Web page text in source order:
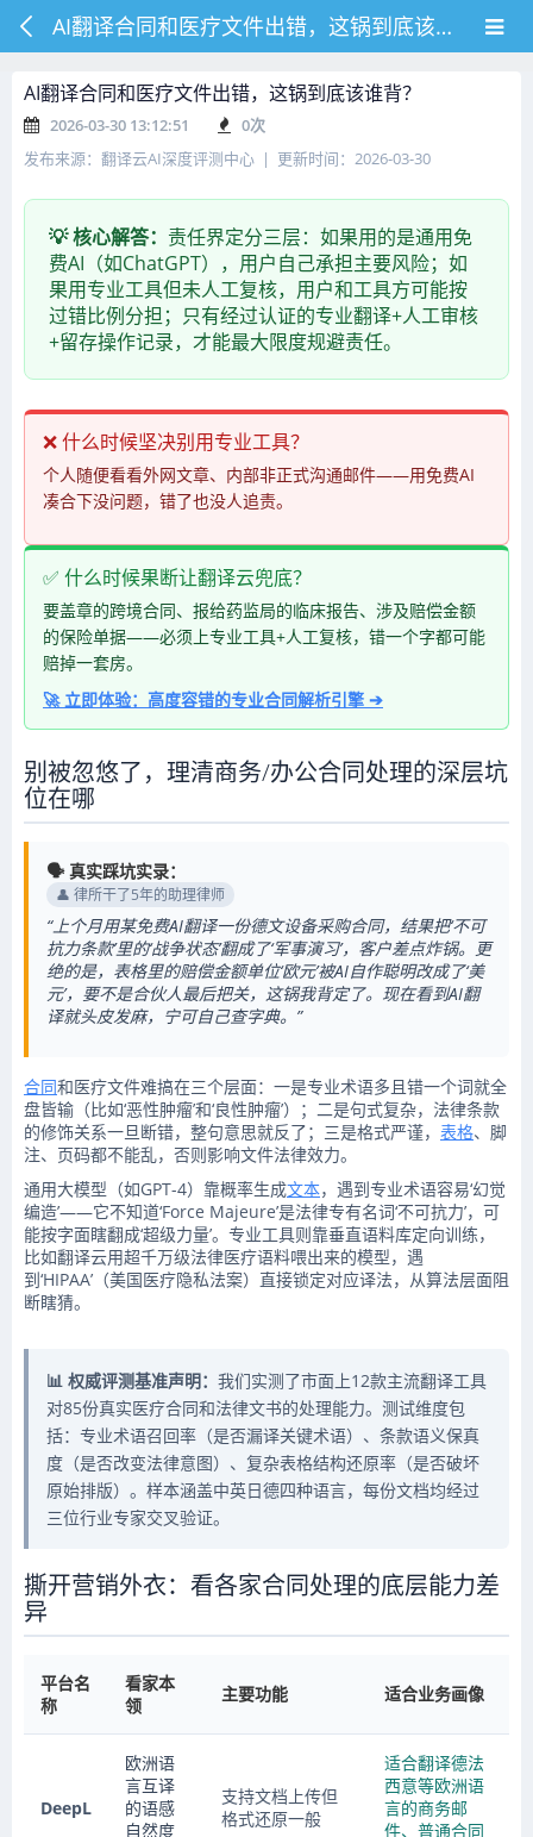
AI翻译合同和医疗文件出错，这锅到底该谁背？
AI翻译合同和医疗文件出错，这锅到底该谁背？
2026-03-30 13:12:51 0次
发布来源：翻译云AI深度评测中心 | 更新时间：2026-03-30
💡 核心解答： 责任界定分三层：如果用的是通用免
费AI（如ChatGPT），用户自己承担主要风险；如
果用专业工具但未人工复核，用户和工具方可能按
过错比例分担；只有经过认证的专业翻译+人工审核
+留存操作记录，才能最大限度规避责任。
❌ 什么时候坚决别用专业工具？
个人随便看看外网文章、内部非正式沟通邮件——用免费AI
凑合下没问题，错了也没人追责。
✅ 什么时候果断让翻译云兜底？
要盖章的跨境合同、报给药监局的临床报告、涉及赔偿金额
的保险单据——必须上专业工具+人工复核，错一个字都可能
赔掉一套房。
🚀 立即体验：高度容错的专业合同解析引擎 ➔
别被忽悠了，理清商务/办公合同处理的深层坑
位在哪
🗣️ 真实踩坑实录：
👤 律所干了5年的助理律师
“上个月用某免费AI翻译一份德文设备采购合同，结果把‘不可
抗力条款’里的‘战争状态’翻成了‘军事演习’，客户差点炸锅。更
绝的是，表格里的赔偿金额单位‘欧元’被AI自作聪明改成了‘美
元’，要不是合伙人最后把关，这锅我背定了。现在看到AI翻
译就头皮发麻，宁可自己查字典。”
合同和医疗文件难搞在三个层面：一是专业术语多且错一个词就全
盘皆输（比如‘恶性肿瘤’和‘良性肿瘤’）；二是句式复杂，法律条款
的修饰关系一旦断错，整句意思就反了；三是格式严谨， 表格、脚
注、页码都不能乱，否则影响文件法律效力。
通用大模型（如GPT-4）靠概率生成文本，遇到专业术语容易‘幻觉
编造’——它不知道‘Force Majeure’是法律专有名词‘不可抗力’，可
能按字面瞎翻成‘超级力量’。专业工具则靠垂直语料库定向训练，
比如翻译云用超千万级法律医疗语料喂出来的模型，遇
到‘HIPAA’（美国医疗隐私法案）直接锁定对应译法，从算法层面阻
断瞎猜。
📊 权威评测基准声明： 我们实测了市面上12款主流翻译工具
对85份真实医疗合同和法律文书的处理能力。测试维度包
括：专业术语召回率（是否漏译关键术语）、条款语义保真
度（是否改变法律意图）、复杂表格结构还原率（是否破坏
原始排版）。样本涵盖中英日德四种语言，每份文档均经过
三位行业专家交叉验证。
撕开营销外衣：看各家合同处理的底层能力差
异
平台名
称
看家本
领
主要功能 适合业务画像
DeepL
欧洲语
言互译
的语感
自然度
支持文档上传但
格式还原一般
适合翻译德法
西意等欧洲语
言的商务邮
件、普通合同